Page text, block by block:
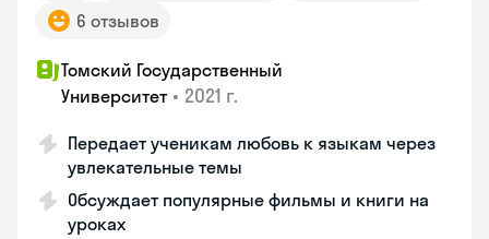
6 отзывов
Томский Государственный
Университет • 2021 г.
Передает ученикам любовь к языкам через
увлекательные темы
Обсуждает популярные фильмы и книги на
уроках